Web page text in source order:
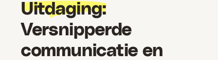
Uitdaging:
Versnipperde
communicatie en